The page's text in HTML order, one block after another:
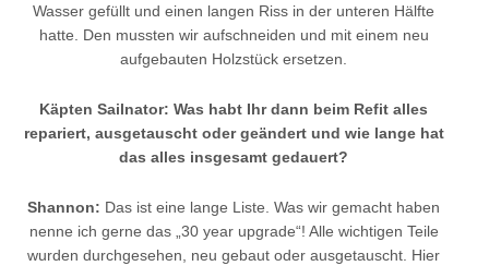
Wasser gefüllt und einen langen Riss in der unteren Hälfte
hatte. Den mussten wir aufschneiden und mit einem neu
aufgebauten Holzstück ersetzen.
Käpten Sailnator: Was habt Ihr dann beim Refit alles
repariert, ausgetauscht oder geändert und wie lange hat
das alles insgesamt gedauert?
Shannon: Das ist eine lange Liste. Was wir gemacht haben
nenne ich gerne das „30 year upgrade“! Alle wichtigen Teile
wurden durchgesehen, neu gebaut oder ausgetauscht. Hier